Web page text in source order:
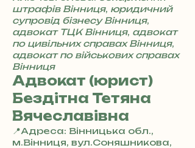
штрафів Вінниця, юридичний
супровід бізнесу Вінниця,
адвокат ТЦК Вінниця, адвокат
по цивільних справах Вінниця,
адвокат по військових справах
Вінниця
Адвокат (юрист)
Бездітна Тетяна
Вячеславівна
📍Адреса: Вінницька обл.,
м.Вінниця, вул.Соняшникова,